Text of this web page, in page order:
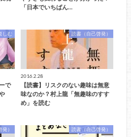
「日本でいちばん…
しむ
で
読書（自己啓発）
2016.2.28
【読書】リスクのない趣味は無意
味なのか？村上龍「無趣味のすす
め」を読む
） 読書（自己啓発）